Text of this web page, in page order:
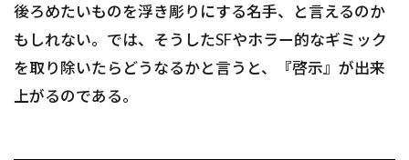
後ろめたいものを浮き彫りにする名手、と言えるのか
もしれない。では、そうしたSFやホラー的なギミック
を取り除いたらどうなるかと言うと、『啓示』が出来
上がるのである。